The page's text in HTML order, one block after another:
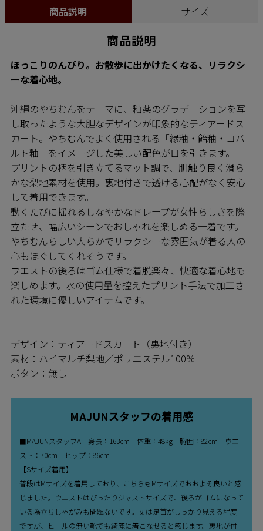
商品説明 サイズ
商品説明
ほっこりのんびり。お散歩に出かけたくなる、リラクシ
ーな着心地。
沖縄のやちむんをテーマに、釉薬のグラデーションを写
し取ったような大胆なデザインが印象的なティアードス
カート。やちむんでよく使用される「緑釉・飴釉・コバ
ルト釉」をイメージした美しい配色が目を引きます。
プリントの柄を引き立てるマット調で、肌触り良く滑ら
かな梨地素材を使用。裏地付きで透ける心配がなく安心
して着用できます。
動くたびに揺れるしなやかなドレープが女性らしさを際
立たせ、幅広いシーンでおしゃれを楽しめる一着です。
やちむんらしい大らかでリラクシーな雰囲気が着る人の
心もほぐしてくれそうです。
ウエストの後ろはゴム仕様で着脱楽々、快適な着心地も
楽しめます。水の使用量を控えたプリント手法で加工さ
れた環境に優しいアイテムです。
デザイン：ティアードスカート（裏地付き）
素材：ハイマルチ梨地／ポリエステル100％
ボタン：無し
MAJUNスタッフの着用感
■MAJUNスタッフA 身長：163cm 体重：48kg 胸囲：82cm ウエ
スト：70cm ヒップ：86cm
【Sサイズ着用】
普段はMサイズを着用しており、こちらもMサイズでおおよそ良いと感
じました。ウエストはぴったりジャストサイズで、後ろがゴムになって
いる為立ちしゃがみも問題ないです。丈は足首がしっかり見える程度
ですが、ヒールの無い靴でも綺麗に着こなせると感じます。裏地が付